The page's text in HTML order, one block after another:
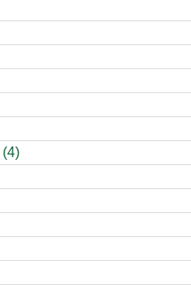
(4)